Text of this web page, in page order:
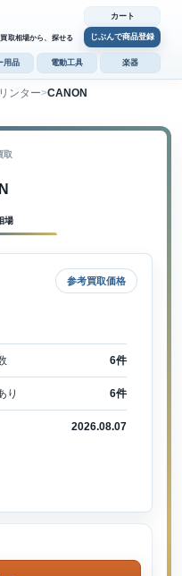
買取相場から、探せる
カート
じぶんで商品登録
用品 電動工具 楽器
ンター CANON
取
場
参考買取価格
6件
り 6件
2026.08.07